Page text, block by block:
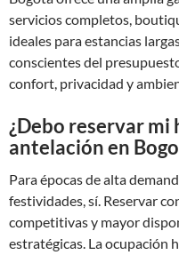
servicios completos,
ideales para estancias
conscientes del
confort, privacidad y
¿Debo reservar mi
antelación en
Para épocas de alta
festividades, sí. Reservar
competitivas y mayor
estratégicas. La ocupación